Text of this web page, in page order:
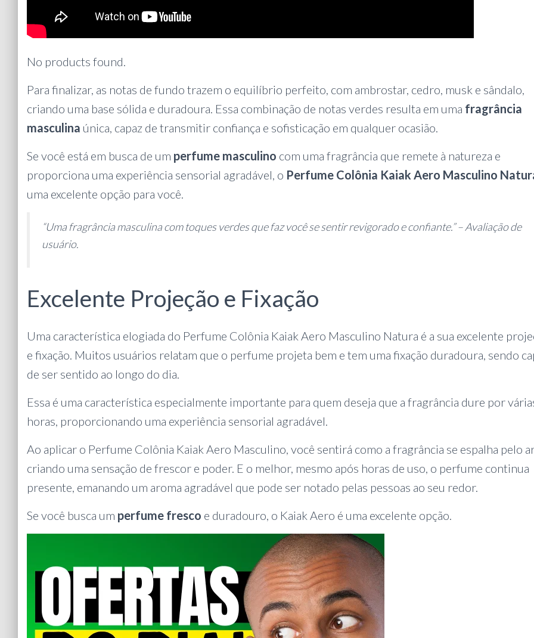
No products found.
Para finalizar, as notas de fundo trazem o equilíbrio perfeito, com ambrostar, cedro, musk e sândalo,
criando uma base sólida e duradoura. Essa combinação de notas verdes resulta em uma fragrância
masculina única, capaz de transmitir confiança e sofisticação em qualquer ocasião.
Se você está em busca de um perfume masculino com uma fragrância que remete à natureza e
proporciona uma experiência sensorial agradável, o Perfume Colônia Kaiak Aero Masculino
uma excelente opção para você.
“Uma fragrância masculina com toques verdes que faz você se sentir revigorado e confiante.” – Avaliação de
usuário.
Excelente Projeção e Fixação
Uma característica elogiada do Perfume Colônia Kaiak Aero Masculino Natura é a sua excelente
e fixação. Muitos usuários relatam que o perfume projeta bem e tem uma fixação duradoura, sendo
de ser sentido ao longo do dia.
Essa é uma característica especialmente importante para quem deseja que a fragrância dure por
horas, proporcionando uma experiência sensorial agradável.
Ao aplicar o Perfume Colônia Kaiak Aero Masculino, você sentirá como a fragrância se espalha pelo
criando uma sensação de frescor e poder. E o melhor, mesmo após horas de uso, o perfume continua
presente, emanando um aroma agradável que pode ser notado pelas pessoas ao seu redor.
Se você busca um perfume fresco e duradouro, o Kaiak Aero é uma excelente opção.